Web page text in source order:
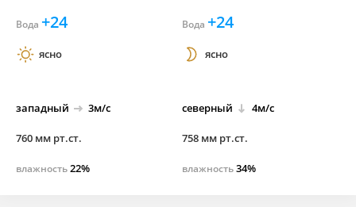
Вода +24
ясно
западный 3м/с
760 мм рт.ст.
влажность22%
Вода +24
ясно
северный 4м/с
758 мм рт.ст.
влажность34%